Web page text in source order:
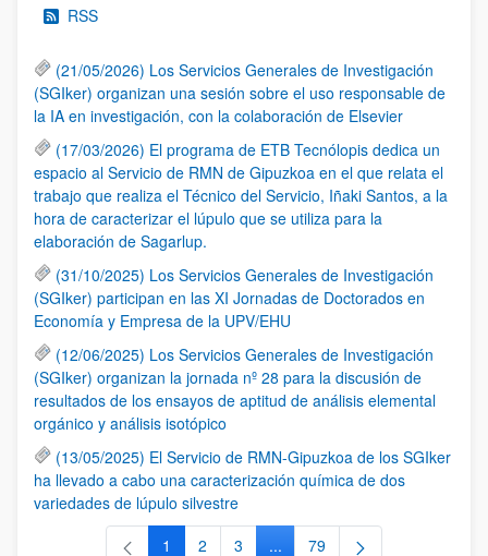
RSS
(21/05/2026) Los Servicios Generales de Investigación
(SGIker) organizan una sesión sobre el uso responsable de
la IA en investigación, con la colaboración de Elsevier
(17/03/2026) El programa de ETB Tecnólopis dedica un
espacio al Servicio de RMN de Gipuzkoa en el que relata el
trabajo que realiza el Técnico del Servicio, Iñaki Santos, a la
hora de caracterizar el lúpulo que se utiliza para la
elaboración de Sagarlup.
(31/10/2025) Los Servicios Generales de Investigación
(SGIker) participan en las XI Jornadas de Doctorados en
Economía y Empresa de la UPV/EHU
(12/06/2025) Los Servicios Generales de Investigación
(SGIker) organizan la jornada nº 28 para la discusión de
resultados de los ensayos de aptitud de análisis elemental
orgánico y análisis isotópico
(13/05/2025) El Servicio de RMN-Gipuzkoa de los SGIker
ha llevado a cabo una caracterización química de dos
variedades de lúpulo silvestre
1 2 3 ... 79